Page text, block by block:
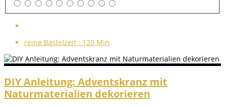
reine Bastelzeit : 120 Min
DIY Anleitung: Adventskranz mit
Naturmaterialien dekorieren